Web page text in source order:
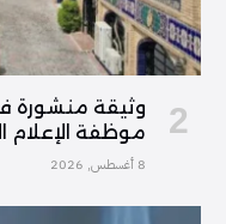
وثيقة منشورة
موظفة الإعلام
8 أغسطس, 2026